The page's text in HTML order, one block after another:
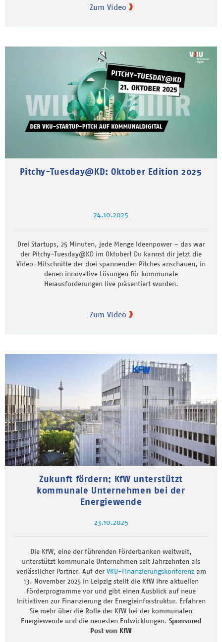
Zum Video
Pitchy-Tuesday@KD: Oktober Edition 2025
24.10.2025
Drei Startups, 25 Minuten, jede Menge Ideenpower – das war
der Pitchy-Tuesday@KD im Oktober! Du kannst dir jetzt die
Video-Mitschnitte der drei spannenden Pitches anschauen, in
denen innovative Lösungen für kommunale
Herausforderungen live präsentiert wurden.
Zum Video
Zukunft fördern: KfW unterstützt
kommunale Unternehmen bei der
Energiewende
23.10.2025
Die KfW, eine der führenden Förderbanken weltweit,
unterstützt kommunale Unternehmen seit Jahrzehnten als
verlässlicher Partner. Auf der VKU-Finanzierungskonferenzam
13. November 2025 in Leipzig stellt die KfW ihre aktuellen
Förderprogramme vor und gibt einen Ausblick auf neue
Initiativen zur Finanzierung der Energieinfrastruktur. Erfahren
Sie mehr über die Rolle der KfW bei der kommunalen
Energiewende und die neuesten Entwicklungen. Sponsored
Post von KfW